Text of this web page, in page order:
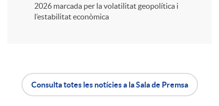
2026 marcada per la volatilitat geopolítica i
l’estabilitat econòmica
Consulta totes les notícies a la Sala de Premsa